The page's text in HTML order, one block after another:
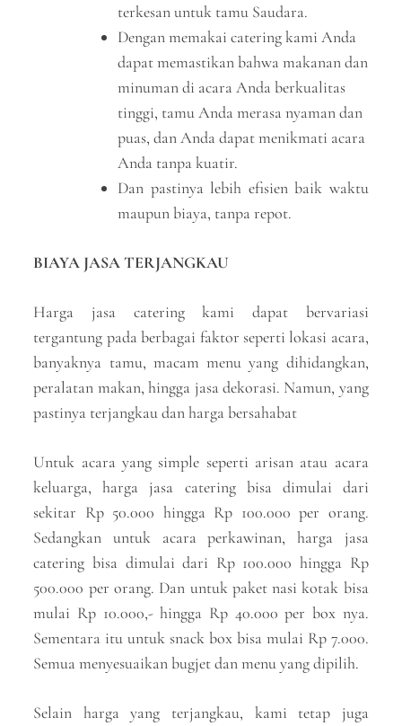
terkesan untuk tamu Saudara.
Dengan memakai catering kami Anda
dapat memastikan bahwa makanan dan
minuman di acara Anda berkualitas
tinggi, tamu Anda merasa nyaman dan
puas, dan Anda dapat menikmati acara
Anda tanpa kuatir.
Dan pastinya lebih efisien baik waktu
maupun biaya, tanpa repot.
BIAYA JASA TERJANGKAU
Harga jasa catering kami dapat bervariasi
tergantung pada berbagai faktor seperti lokasi acara,
banyaknya tamu, macam menu yang dihidangkan,
peralatan makan, hingga jasa dekorasi. Namun, yang
pastinya terjangkau dan harga bersahabat
Untuk acara yang simple seperti arisan atau acara
keluarga, harga jasa catering bisa dimulai dari
sekitar Rp 50.000 hingga Rp 100.000 per orang.
Sedangkan untuk acara perkawinan, harga jasa
catering bisa dimulai dari Rp 100.000 hingga Rp
500.000 per orang. Dan untuk paket nasi kotak bisa
mulai Rp 10.000,- hingga Rp 40.000 per box nya.
Sementara itu untuk snack box bisa mulai Rp 7.000.
Semua menyesuaikan bugjet dan menu yang dipilih.
Selain harga yang terjangkau, kami tetap juga